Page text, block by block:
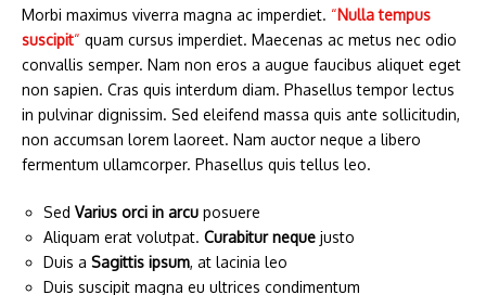
Morbi maximus viverra magna ac imperdiet. “Nulla tempus
suscipit“ quam cursus imperdiet. Maecenas ac metus nec odio
convallis semper. Nam non eros a augue faucibus aliquet eget
non sapien. Cras quis interdum diam. Phasellus tempor lectus
in pulvinar dignissim. Sed eleifend massa quis ante sollicitudin,
non accumsan lorem laoreet. Nam auctor neque a libero
fermentum ullamcorper. Phasellus quis tellus leo.
Sed Varius orci in arcu posuere
Aliquam erat volutpat. Curabitur neque justo
Duis a Sagittis ipsum, at lacinia leo
Duis suscipit magna eu ultrices condimentum